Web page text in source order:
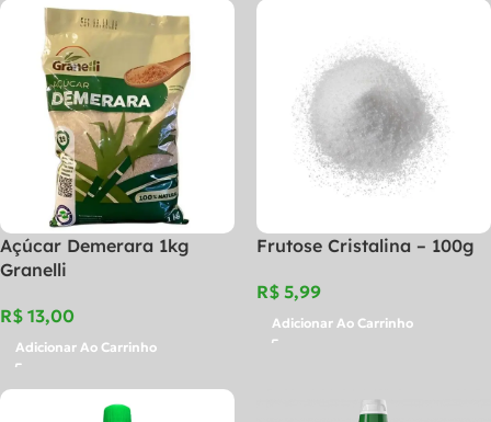
Açúcar Demerara 1kg
Granelli
R$
Adicionar Ao Carrinho
Frutose Cristalina – 100g
R$
Adicionar Ao Carrinho